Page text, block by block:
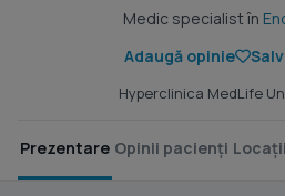
Medic specialist în
Adaugă opinie
Hyperclinica MedLife
Prezentare Opinii pacienți Locații